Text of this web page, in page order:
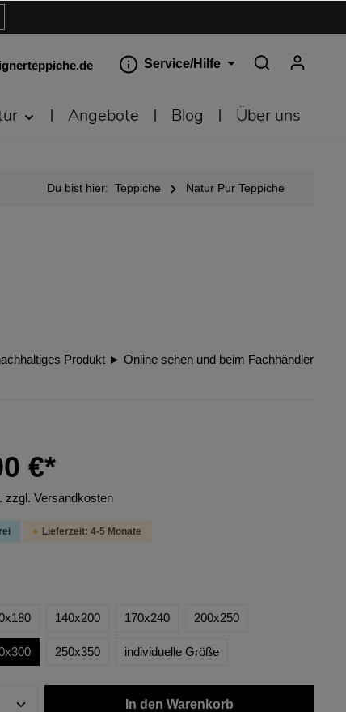
Service/Hilfe
Angebote Blog Über uns
Du bist hier: Teppiche Natur Pur Teppiche
Produkt ► Online sehen und beim Fachhändler
€*
zzgl. Versandkosten
Lieferzeit: 4-5 Monate
140x200 170x240 200x250
250x350 individuelle Größe
In den Warenkorb